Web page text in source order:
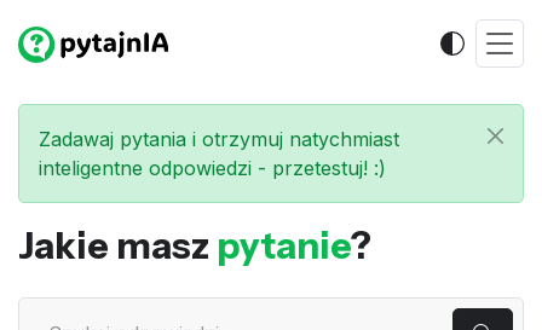
Zadawaj pytania i otrzymuj natychmiast
inteligentne odpowiedzi - przetestuj! :)
Jakie masz pytanie?